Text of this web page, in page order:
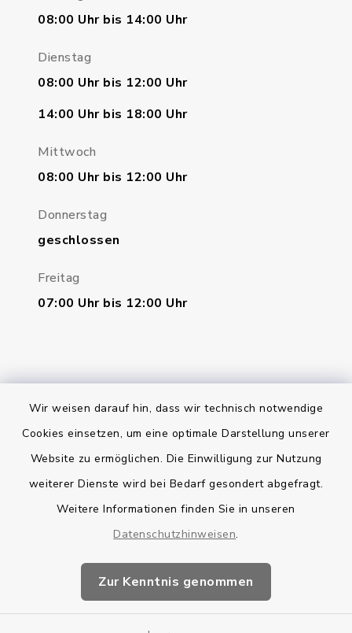
Wir weisen darauf hin, dass wir technisch notwendige
Cookies einsetzen, um eine optimale Darstellung unserer
Website zu ermöglichen. Die Einwilligung zur Nutzung
weiterer Dienste wird bei Bedarf gesondert abgefragt.
Weitere Informationen finden Sie in unseren
Datenschutzhinweisen.
Zur Kenntnis genommen
08:00 Uhr bis 14:00 Uhr
Dienstag
08:00 Uhr bis 12:00 Uhr
14:00 Uhr bis 18:00 Uhr
Mittwoch
08:00 Uhr bis 12:00 Uhr
Donnerstag
geschlossen
Freitag
07:00 Uhr bis 12:00 Uhr
Bankverbindung
Barrierefreiheit
Impressum